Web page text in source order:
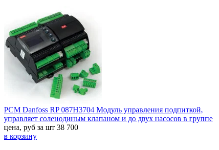
PCM Danfoss RP 087H3704 Модуль управления подпиткой,
управляет соленодиным клапаном и до двух насосов в группе
цена, руб за шт 38 700
в корзину